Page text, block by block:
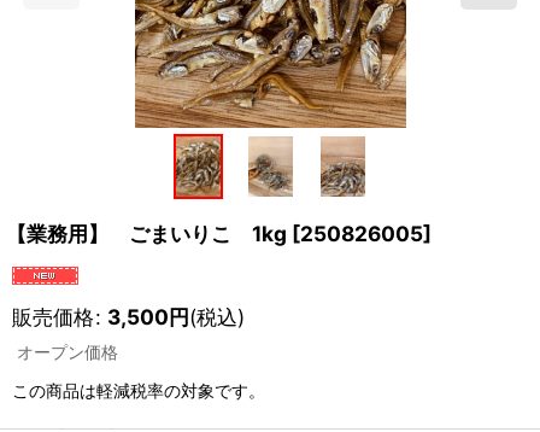
【業務用】 ごまいりこ 1kg [250826005]
販売価格: 3,500円(税込)
オープン価格
この商品は軽減税率の対象です。